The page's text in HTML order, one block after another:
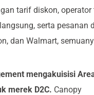
tarif diskon, operator
serta pesanan
dan Walmart,
mengakuisisi
merek D2C. Canopy